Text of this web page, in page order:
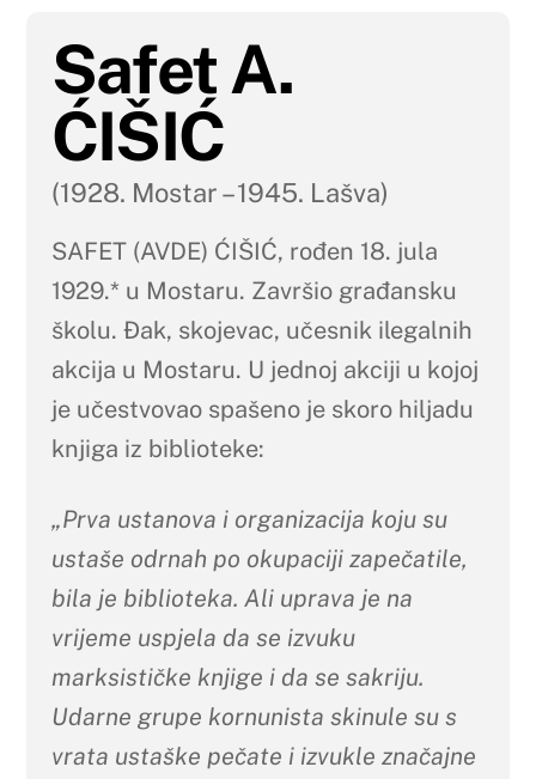
Safet A.
ĆIŠIĆ
(1928. Mostar – 1945. Lašva)
SAFET (AVDE) ĆIŠIĆ, rođen 18. jula
1929.* u Mostaru. Završio građansku
školu. Đak, skojevac, učesnik ilegalnih
akcija u Mostaru. U jednoj akciji u kojoj
je učestvovao spašeno je skoro hiljadu
knjiga iz biblioteke:
„Prva ustanova i organizacija koju su
ustaše odrnah po okupaciji zapečatile,
bila je biblioteka. Ali uprava je na
vrijeme uspjela da se izvuku
marksističke knjige i da se sakriju.
Udarne grupe kornunista skinule su s
vrata ustaške pečate i izvukle značajne